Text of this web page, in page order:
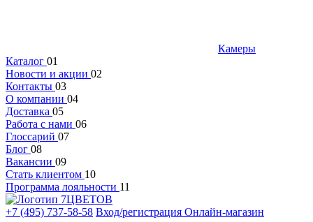
Камеры
Каталог 01
Новости и акции 02
Контакты 03
О компании 04
Доставка 05
Работа с нами 06
Глоссарий 07
Блог 08
Вакансии 09
Стать клиентом 10
Программа лояльности 11
+7 (495) 737-58-58 Вход/регистрация Онлайн-магазин